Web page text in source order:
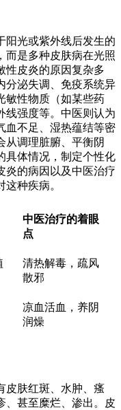
阳光或紫外线后发生的
而是多种皮肤病在光照
性皮炎的原因复杂多
分泌失调、免疫系统异
敏性物质（如某些药
线强度等。中医则认为
血不足、湿热蕴结等密
从调理脏腑、平衡阴
具体情况，制定个性化
炎的病因以及中医治疗
种疾病。
中医治疗的着眼
点
清热解毒，疏风
散邪
凉血活血，养阴
润燥
皮肤红斑、水肿、瘙
、甚至糜烂、渗出。皮